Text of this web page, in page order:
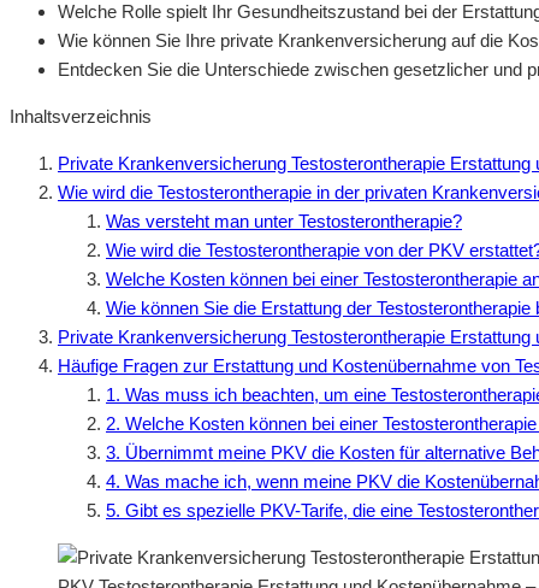
Welche Rolle spielt Ihr Gesundheitszustand bei der
Wie können Sie Ihre private Krankenversicherung auf die
Entdecken Sie die Unterschiede zwischen gesetzlicher und
Inhaltsverzeichnis
Private Krankenversicherung Testosterontherapie
Wie wird die Testosterontherapie in der privaten
Was versteht man unter Testosterontherapie?
Wie wird die Testosterontherapie von der PKV
Welche Kosten können bei einer Testosterontherapie
Wie können Sie die Erstattung der Testosterontherapie
Private Krankenversicherung Testosterontherapie
Häufige Fragen zur Erstattung und Kostenübernahme von
1. Was muss ich beachten, um eine
2. Welche Kosten können bei einer
3. Übernimmt meine PKV die Kosten für alternative
4. Was mache ich, wenn meine PKV die
5. Gibt es spezielle PKV-Tarife, die eine